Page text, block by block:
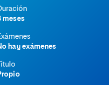
meses
hay exámenes
Título